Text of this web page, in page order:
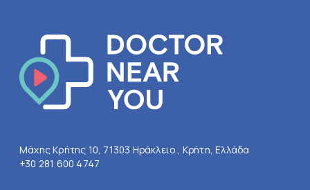
Μάχης Κρήτης 10, 71303 Ηράκλειο , Κρήτη, Ελλάδα
+30 281 600 4747